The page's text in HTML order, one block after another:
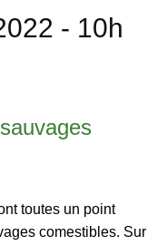
- 10h
toutes un point
comestibles. Sur